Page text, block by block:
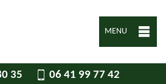
MENU
35 06 41 99 77 42